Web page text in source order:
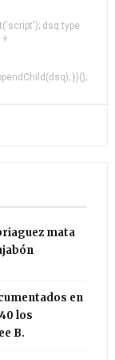
dsq.type
})();
mata
en
los
B.